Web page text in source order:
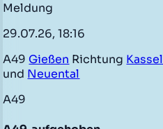
Meldung
29.07.26, 18:16
A49 Gießen Richtung Kassel
und Neuental
A49